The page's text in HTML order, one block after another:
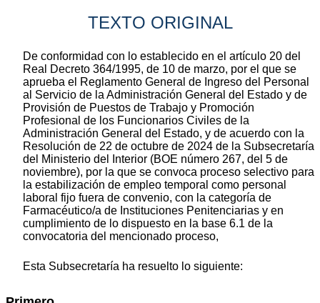
TEXTO ORIGINAL
De conformidad con lo establecido en el artículo 20 del
Real Decreto 364/1995, de 10 de marzo, por el que se
aprueba el Reglamento General de Ingreso del Personal
al Servicio de la Administración General del Estado y de
Provisión de Puestos de Trabajo y Promoción
Profesional de los Funcionarios Civiles de la
Administración General del Estado, y de acuerdo con la
Resolución de 22 de octubre de 2024 de la Subsecretaría
del Ministerio del Interior (BOE número 267, del 5 de
noviembre), por la que se convoca proceso selectivo para
la estabilización de empleo temporal como personal
laboral fijo fuera de convenio, con la categoría de
Farmacéutico/a de Instituciones Penitenciarias y en
cumplimiento de lo dispuesto en la base 6.1 de la
convocatoria del mencionado proceso,
Esta Subsecretaría ha resuelto lo siguiente: